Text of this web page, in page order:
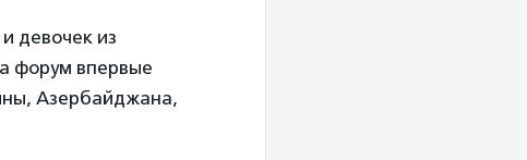
девочек из
форум впервые
Азербайджана,